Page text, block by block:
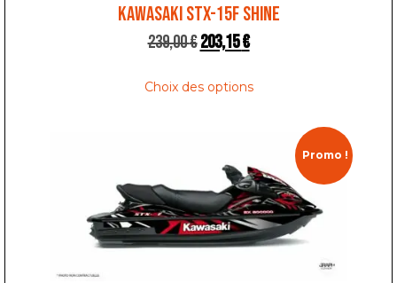
KAWASAKI STX-15F SHINE
239,00€203,15€
Choix des options
Promo !